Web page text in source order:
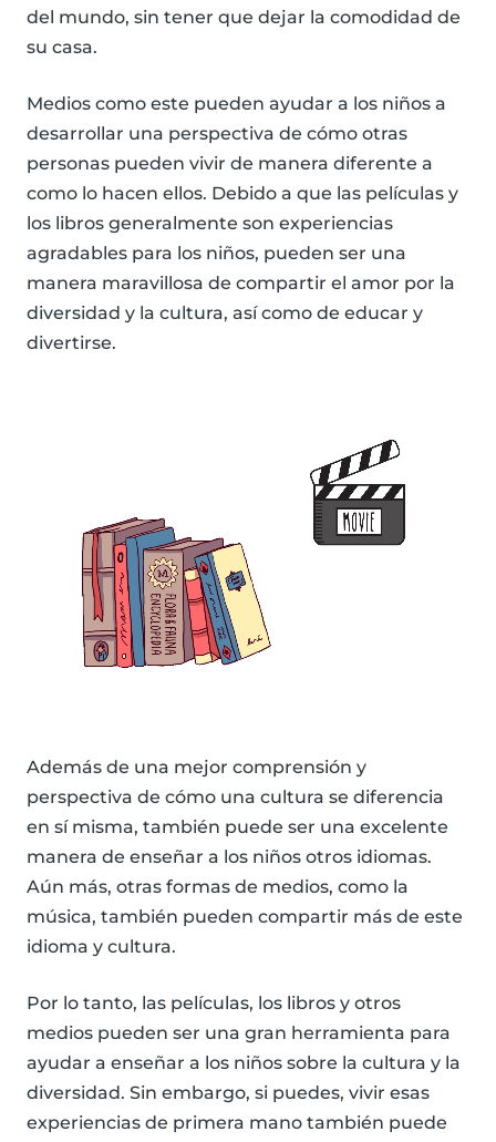
del mundo, sin tener que dejar la comodidad de
su casa.
Medios como este pueden ayudar a los niños a
desarrollar una perspectiva de cómo otras
personas pueden vivir de manera diferente a
como lo hacen ellos. Debido a que las películas y
los libros generalmente son experiencias
agradables para los niños, pueden ser una
manera maravillosa de compartir el amor por la
diversidad y la cultura, así como de educar y
divertirse.
Además de una mejor comprensión y
perspectiva de cómo una cultura se diferencia
en sí misma, también puede ser una excelente
manera de enseñar a los niños otros idiomas.
Aún más, otras formas de medios, como la
música, también pueden compartir más de este
idioma y cultura.
Por lo tanto, las películas, los libros y otros
medios pueden ser una gran herramienta para
ayudar a enseñar a los niños sobre la cultura y la
diversidad. Sin embargo, si puedes, vivir esas
experiencias de primera mano también puede